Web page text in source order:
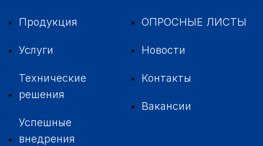
Продукция
Услуги
Технические
решения
Успешные
внедрения
ОПРОСНЫЕ ЛИСТЫ
Новости
Контакты
Вакансии